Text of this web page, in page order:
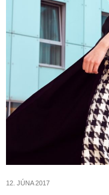
12. JÚNA 2017